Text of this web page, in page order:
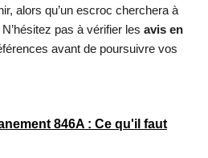
alors qu’un escroc cherchera à
pas à vérifier les avis en
avant de poursuivre vos
846A : Ce qu'il faut